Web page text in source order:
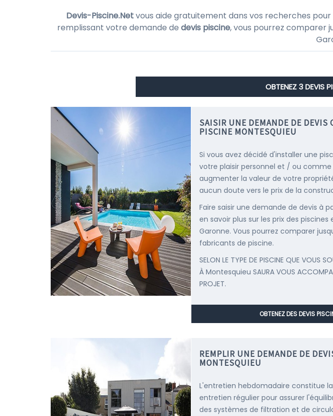
Devis-Piscine.Netvous aide gratuitement dans vos recherches pour
remplissant votre demande de devis piscine, vous pourrez comparer
OBTENEZ 3 DEVIS
SAISIR UNE DEMANDE DE
PISCINE MONTESQUIEU
Si vous avez décidé d'installer une
votre plaisir personnel et / ou
augmenter la valeur de votre
aucun doute vers le prix de la
Faire saisir une demande de devis à
en savoir plus sur les prix des
Garonne. Vous pourrez comparer
fabricants de piscine.
SELON LE TYPE DE PISCINE QUE VOUS
À Montesquieu SAURA VOUS
PROJET.
OBTENEZ DES DEVIS
REMPLIR UNE DEMANDE DE
MONTESQUIEU
L'entretien hebdomadaire constitue
entretien régulier pour assurer
des systèmes de filtration et de